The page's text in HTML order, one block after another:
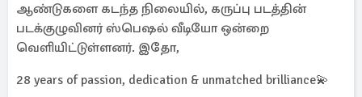
ஆண்டுகளை கடந்த நிலையில், கருப்பு படத்தின்
படக்குழுவினர் ஸ்பெஷல் வீடியோ ஒன்றை
வெளியிட்டுள்ளனர். இதோ,
28 years of passion, dedication & unmatched brilliance💫